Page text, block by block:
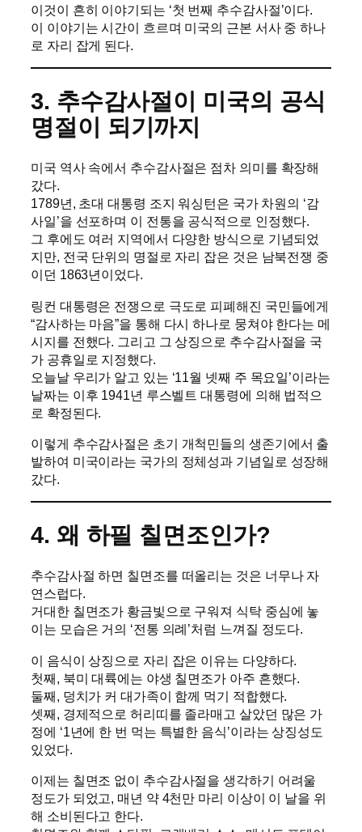
이것이 흔히 이야기되는 ‘첫 번째 추수감사절’이다.
이 이야기는 시간이 흐르며 미국의 근본 서사 중 하나
로 자리 잡게 된다.
3. 추수감사절이 미국의 공식
명절이 되기까지
미국 역사 속에서 추수감사절은 점차 의미를 확장해
갔다.
1789년, 초대 대통령 조지 워싱턴은 국가 차원의 ‘감
사일’을 선포하며 이 전통을 공식적으로 인정했다.
그 후에도 여러 지역에서 다양한 방식으로 기념되었
지만, 전국 단위의 명절로 자리 잡은 것은 남북전쟁 중
이던 1863년이었다.
링컨 대통령은 전쟁으로 극도로 피폐해진 국민들에게
“감사하는 마음”을 통해 다시 하나로 뭉쳐야 한다는 메
시지를 전했다. 그리고 그 상징으로 추수감사절을 국
가 공휴일로 지정했다.
오늘날 우리가 알고 있는 ‘11월 넷째 주 목요일’이라는
날짜는 이후 1941년 루스벨트 대통령에 의해 법적으
로 확정된다.
이렇게 추수감사절은 초기 개척민들의 생존기에서 출
발하여 미국이라는 국가의 정체성과 기념일로 성장해
갔다.
4. 왜 하필 칠면조인가?
추수감사절 하면 칠면조를 떠올리는 것은 너무나 자
연스럽다.
거대한 칠면조가 황금빛으로 구워져 식탁 중심에 놓
이는 모습은 거의 ‘전통 의례’처럼 느껴질 정도다.
이 음식이 상징으로 자리 잡은 이유는 다양하다.
첫째, 북미 대륙에는 야생 칠면조가 아주 흔했다.
둘째, 덩치가 커 대가족이 함께 먹기 적합했다.
셋째, 경제적으로 허리띠를 졸라매고 살았던 많은 가
정에 ‘1년에 한 번 먹는 특별한 음식’이라는 상징성도
있었다.
이제는 칠면조 없이 추수감사절을 생각하기 어려울
정도가 되었고, 매년 약 4천만 마리 이상이 이 날을 위
해 소비된다고 한다.